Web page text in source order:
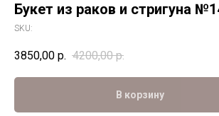
Букет из раков и стригуна
SKU:
3850,00 р. 4200,00 р.
В корзину